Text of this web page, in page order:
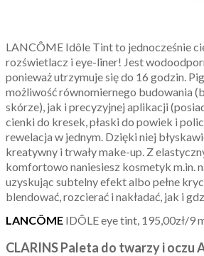
LANCÔME Idôle Tint to jednocześnie
rozświetlacz i eye-liner! Jest
ponieważ utrzymuje się do 16 godzin.
możliwość równomiernego budowania
skórze), jak i precyzyjnej aplikacji
cienki do kresek, płaski do powiek i
rewelacja w jednym. Dzięki niej
kreatywny i trwały make-up. Z
komfortowo naniesiesz kosmetyk m.in.
uzyskując subtelny efekt albo pełne
blendować, rozcierać i nakładać, jak i
LANCÔME IDÔLE eye tint, 195,00zł/9
CLARINSPaleta do twarzy i oczu